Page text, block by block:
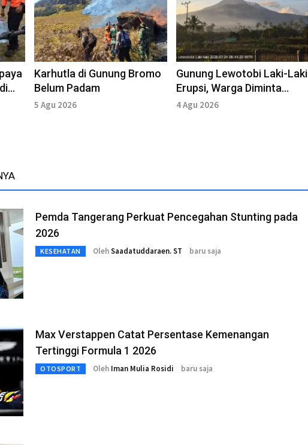
Karhutla di Gunung Bromo
Belum Padam
5 Agu 2026
Gunung Lewotobi Laki-Laki
Erupsi, Warga Diminta
Waspada
4 Agu 2026
Pemda Tangerang Perkuat Pencegahan Stunting pada
2026
KESEHATAN OlehSaadatuddaraen. ST baru saja
Max Verstappen Catat Persentase Kemenangan
Tertinggi Formula 1 2026
OTOSPORT Oleh Iman Mulia Rosidi baru saja